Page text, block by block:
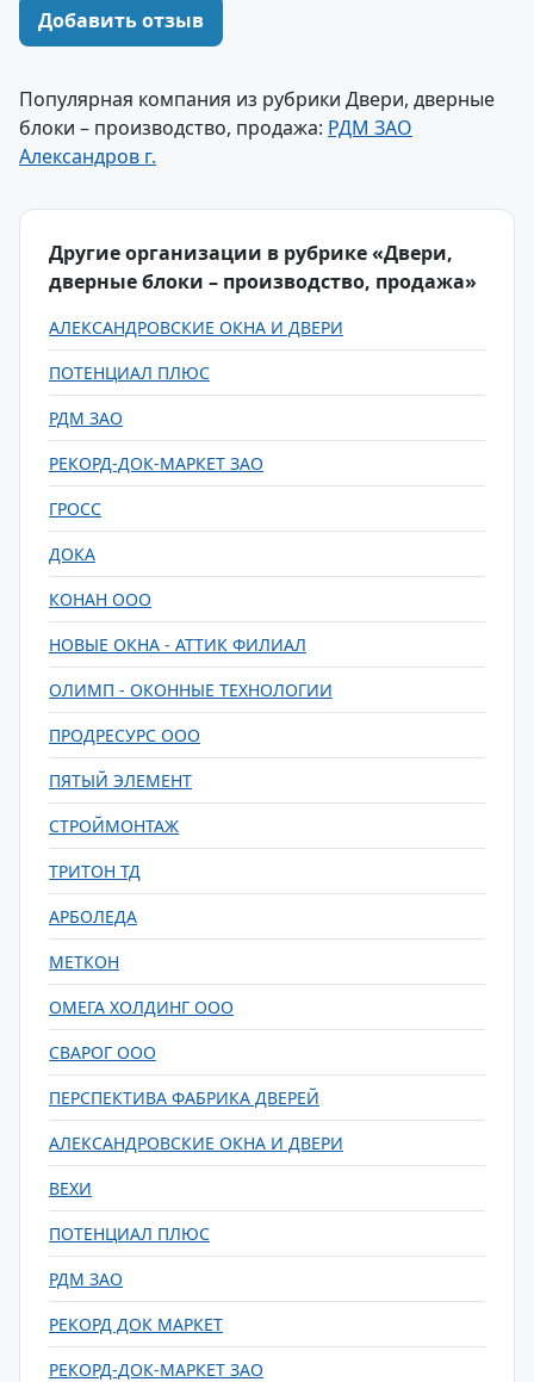
Добавить отзыв
Популярная компания из рубрики Двери, дверные
блоки – производство, продажа: РДМ ЗАО
Александров г.
Другие организации в рубрике «Двери,
дверные блоки – производство, продажа»
АЛЕКСАНДРОВСКИЕ ОКНА И ДВЕРИ
ПОТЕНЦИАЛ ПЛЮС
РДМ ЗАО
РЕКОРД-ДОК-МАРКЕТ ЗАО
ГРОСС
ДОКА
КОНАН ООО
НОВЫЕ ОКНА - АТТИК ФИЛИАЛ
ОЛИМП - ОКОННЫЕ ТЕХНОЛОГИИ
ПРОДРЕСУРС ООО
ПЯТЫЙ ЭЛЕМЕНТ
СТРОЙМОНТАЖ
ТРИТОН ТД
АРБОЛЕДА
МЕТКОН
ОМЕГА ХОЛДИНГ ООО
СВАРОГ ООО
ПЕРСПЕКТИВА ФАБРИКА ДВЕРЕЙ
АЛЕКСАНДРОВСКИЕ ОКНА И ДВЕРИ
ВЕХИ
ПОТЕНЦИАЛ ПЛЮС
РДМ ЗАО
РЕКОРД ДОК МАРКЕТ
РЕКОРД-ДОК-МАРКЕТ ЗАО